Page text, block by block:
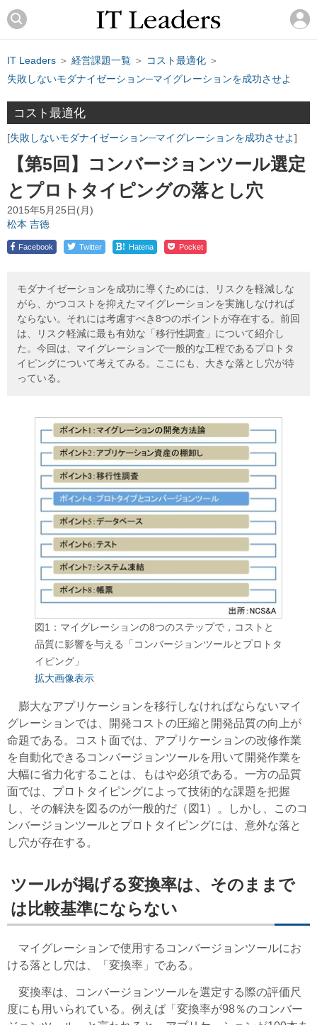
IT Leaders ＞ 経営課題一覧 ＞ コスト最適化 ＞
失敗しないモダナイゼーション─マイグレーションを成功させよ
コスト最適化
失敗しないモダナイゼーション─マイグレーションを成功させよ
【第5回】コンバージョンツール選定
とプロトタイピングの落とし穴
2015年5月25日(月)
松本 吉徳
Facebook Twitter ! Hatena Pocket
モダナイゼーションを成功に導くためには、リスクを軽減しな
がら、かつコストを抑えたマイグレーションを実施しなければ
ならない。それには考慮すべき8つのポイントが存在する。前回
は、リスク軽減に最も有効な「移行性調査」について紹介し
た。今回は、マイグレーションで一般的な工程であるプロトタ
イピングについて考えてみる。ここにも、大きな落とし穴が待
っている。
図1：マイグレーションの8つのステップで，コストと
品質に影響を与える「コンバージョンツールとプロトタ
イピング」
拡大画像表示
膨大なアプリケーションを移行しなければならないマイ
グレーションでは、開発コストの圧縮と開発品質の向上が
命題である。コスト面では、アプリケーションの改修作業
を自動化できるコンバージョンツールを用いて開発作業を
大幅に省力化することは、もはや必須である。一方の品質
面では、プロトタイピングによって技術的な課題を把握
し、その解決を図るのが一般的だ（図1）。しかし、このコ
ンバージョンツールとプロトタイピングには、意外な落と
し穴が存在する。
ツールが掲げる変換率は、そのままで
は比較基準にならない
マイグレーションで使用するコンバージョンツールにお
ける落とし穴は、「変換率」である。
変換率は、コンバージョンツールを選定する際の評価尺
度にも用いられている。例えば「変換率が98％のコンバー